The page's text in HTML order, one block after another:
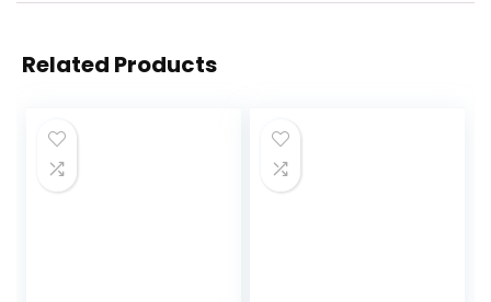
Related Products